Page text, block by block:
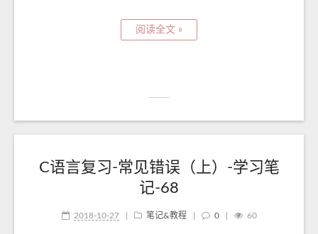
阅读全文 »
C语言复习-常见错误（上）-学习笔
记-68
2018-10-27 笔记&教程 0 60